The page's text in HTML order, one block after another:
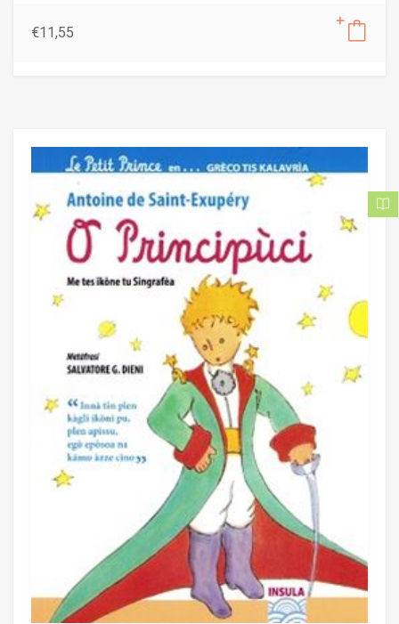
€11,55